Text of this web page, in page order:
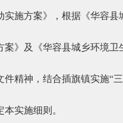
实施方案》，根据《华容县
案》及《华容县城乡环境卫
件精神，结合插旗镇实施“
实施细则。